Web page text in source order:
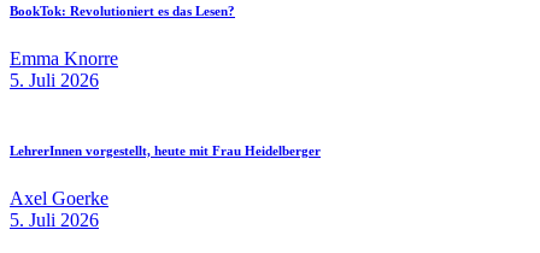
BookTok: Revolutioniert es das Lesen?
Emma Knorre
5. Juli 2026
LehrerInnen vorgestellt, heute mit Frau Heidelberger
Axel Goerke
5. Juli 2026